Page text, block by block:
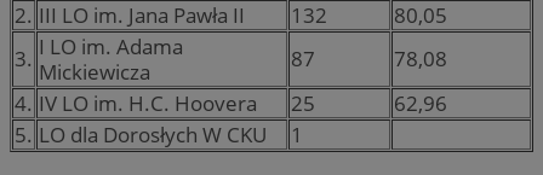
2. III LO im. Jana Pawła II 132
80,05
3. I LO im. Adama
Mickiewicza
87
78,08
4. IV LO im. H.C. Hoovera 25
62,96
5. LO dla Dorosłych W CKU 1